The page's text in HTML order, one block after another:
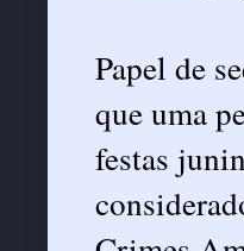
Papel de
que uma
festas